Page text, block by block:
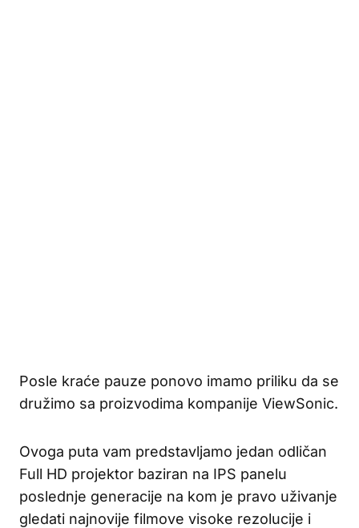
Posle kraće pauze ponovo imamo priliku da se
družimo sa proizvodima kompanije ViewSonic.
Ovoga puta vam predstavljamo jedan odličan
Full HD projektor baziran na IPS panelu
poslednje generacije na kom je pravo uživanje
gledati najnovije filmove visoke rezolucije i